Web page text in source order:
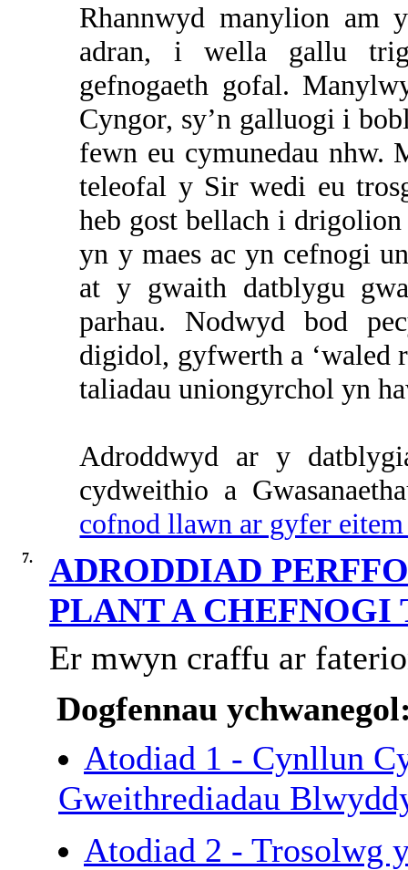
Rhannwyd manylion am
adran, i wella gallu
gefnogaeth gofal.
Cyngor, sy’n galluogi i
fewn eu cymunedau nhw.
teleofal y Sir wedi eu
heb gost bellach i
yn y maes ac yn cefnogi
at y gwaith datblygu
parhau. Nodwyd bod
digidol, gyfwerth a ‘waled
taliadau uniongyrchol yn
Adroddwyd ar y
cydweithio a
cofnod llawn ar gyfer
7.
ADRODDIAD
PLANT A
Er mwyn craffu ar
Dogfennau
Atodiad 1 - Cynllun
Gweithrediadau
Atodiad 2 - Trosolwg